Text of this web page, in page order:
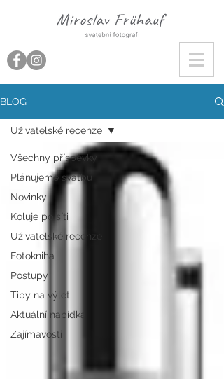
BLOG
Všechny příspěvky
Plánujeme svatbu
Novinky
Koluje po síti
Uživatelské recenze
Fotokniha
Postupy
Tipy na výlet
Aktuální nabídka
Zajímavosti
Uživatelské recenze